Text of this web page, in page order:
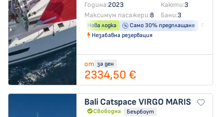
Година:2023 Каюти:3
Максимум пасажери:8 Бани:3
Нова лодка Само 30% предплащане
Незабавна резервация
от за ден
2334,50 €
Bali Catspace VIRGO MARIS
Свободна
Беърбоут